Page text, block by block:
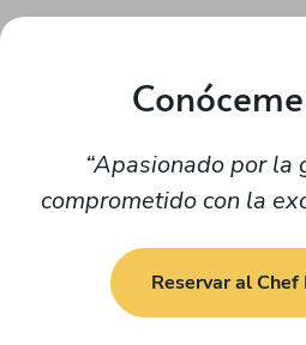
Apasionado por la
comprometido con la
Reservar al Chef